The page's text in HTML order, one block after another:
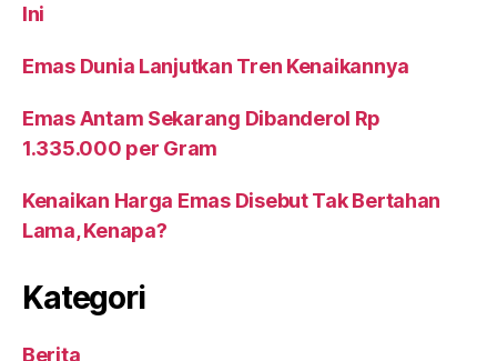
Ini
Emas Dunia Lanjutkan Tren Kenaikannya
Emas Antam Sekarang Dibanderol Rp
1.335.000 per Gram
Kenaikan Harga Emas Disebut Tak Bertahan
Lama, Kenapa?
Kategori
Berita